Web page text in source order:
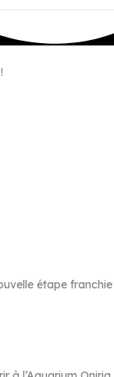
étape franchie